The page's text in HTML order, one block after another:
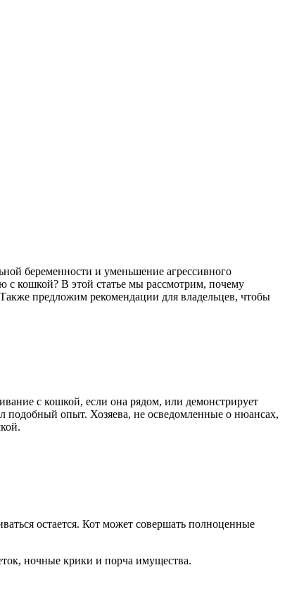
беременности и уменьшение агрессивного
с кошкой? В этой статье мы рассмотрим, почему
предложим рекомендации для владельцев, чтобы
с кошкой, если она рядом, или демонстрирует
опыт. Хозяева, не осведомленные о нюансах,
остается. Кот может совершать полноценные
ночные крики и порча имущества.